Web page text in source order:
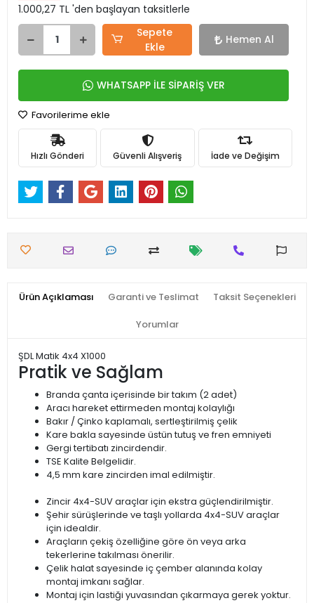
1.000,27 TL 'den başlayan taksitlerle
Sepete
Ekle
Hemen Al
WHATSAPP İLE SİPARİŞ VER
Favorilerime ekle
Hızlı Gönderi Güvenli Alışveriş İade ve Değişim
Ürün Açıklaması Garanti ve Teslimat Taksit Seçenekleri
Yorumlar
ŞDL Matik 4x4 X1000
Pratik ve Sağlam
Branda çanta içerisinde bir takım (2 adet)
Aracı hareket ettirmeden montaj kolaylığı
Bakır / Çinko kaplamalı, sertleştirilmiş çelik
Kare bakla sayesinde üstün tutuş ve fren emniyeti
Gergi tertibatı zincirdendir.
TSE Kalite Belgelidir.
4,5 mm kare zincirden imal edilmiştir.
Zincir 4x4-SUV araçlar için ekstra güçlendirilmiştir.
Şehir sürüşlerinde ve taşlı yollarda 4x4-SUV araçlar
için idealdir.
Araçların çekiş özelliğine göre ön veya arka
tekerlerine takılması önerilir.
Çelik halat sayesinde iç çember alanında kolay
montaj imkanı sağlar.
Montaj için lastiği yuvasından çıkarmaya gerek yoktur.